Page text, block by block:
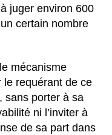
juger environ 600
certain nombre
mécanisme
le requérant de ce
sans porter à sa
ni l’inviter à
de sa part dans